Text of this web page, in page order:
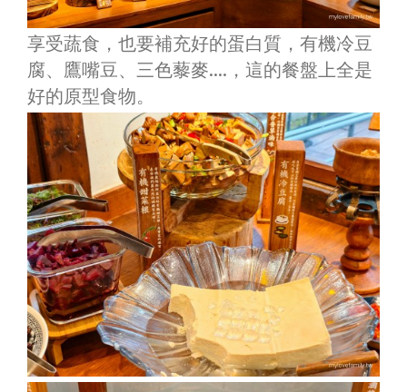
享受蔬食，也要補充好的蛋白質，有機冷豆
腐、鷹嘴豆、三色藜麥….，這的餐盤上全是
好的原型食物。